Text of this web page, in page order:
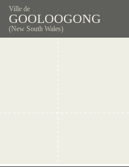
Ville de
GOOLOOGONG
(New South Wales)